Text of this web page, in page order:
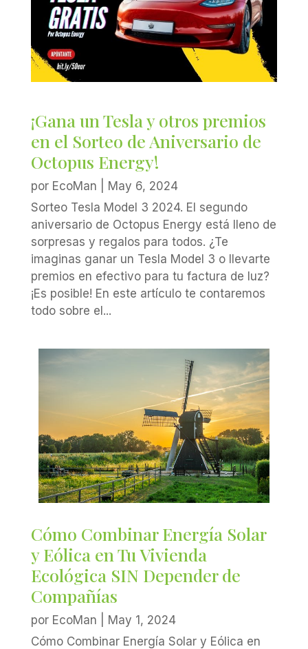
¡Gana un Tesla y otros premios
en el Sorteo de Aniversario de
Octopus Energy!
por EcoMan
May 6, 2024
Sorteo Tesla Model 3 2024. El segundo
aniversario de Octopus Energy está lleno de
sorpresas y regalos para todos. ¿Te
imaginas ganar un Tesla Model 3 o llevarte
premios en efectivo para tu factura de luz?
¡Es posible! En este artículo te contaremos
todo sobre el...
Cómo Combinar Energía Solar
y Eólica en Tu Vivienda
Ecológica SIN Depender de
Compañías
por EcoMan
May 1, 2024
Cómo Combinar Energía Solar y Eólica en